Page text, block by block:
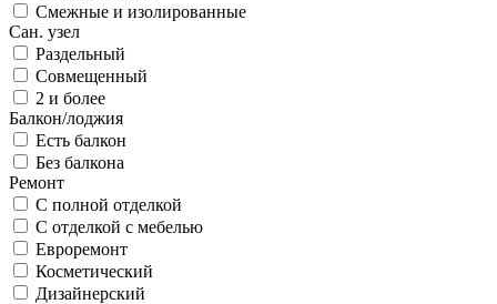
Смежные и изолированные
Сан. узел
Раздельный
Совмещенный
2 и более
Балкон/лоджия
Есть балкон
Без балкона
Ремонт
С полной отделкой
С отделкой с мебелью
Евроремонт
Косметический
Дизайнерский